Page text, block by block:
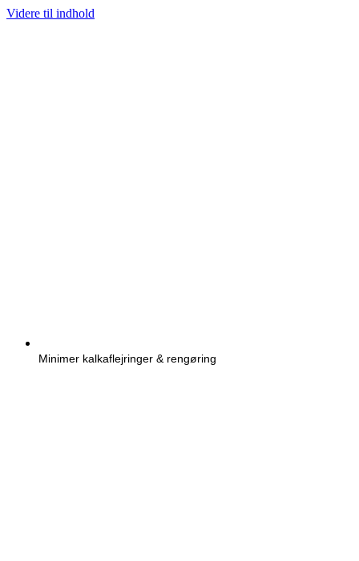
Videre til indhold
Minimer kalkaflejringer & rengøring